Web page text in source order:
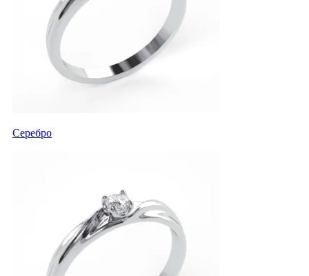
Серебро